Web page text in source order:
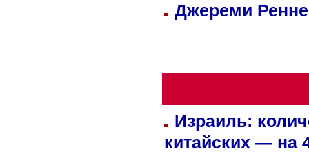
Джереми
Израиль:
китайских — на